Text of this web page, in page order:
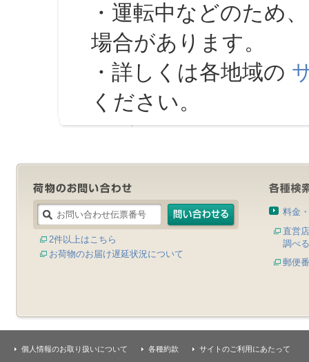
・運転中などのため
場合があります。
・詳しくは各地域の
ください。
2件以上はこちら
お荷物のお届け遅延状況について
料金
直営
調べる
郵便
個人情報のお取り扱いについて 各種約款 サイトのご利用にあたって